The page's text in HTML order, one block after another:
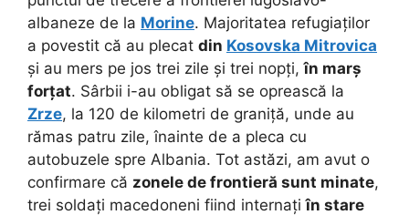
albaneze de la Morine. Majoritatea refugiaților
a povestit că au plecat din Kosovska Mitrovica
și au mers pe jos trei zile și trei nopți,în marș
forțat. Sârbii i-au obligat să se oprească la
Zrze, la 120 de kilometri de graniță, unde au
rămas patru zile, înainte de a pleca cu
autobuzele spre Albania. Tot astăzi, am avut o
confirmare că zonele de frontieră sunt minate,
trei soldați macedoneni fiind internațiîn stare